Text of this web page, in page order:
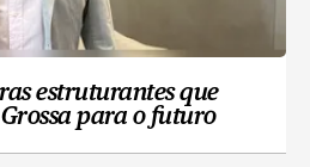
estruturantes que
para o futuro